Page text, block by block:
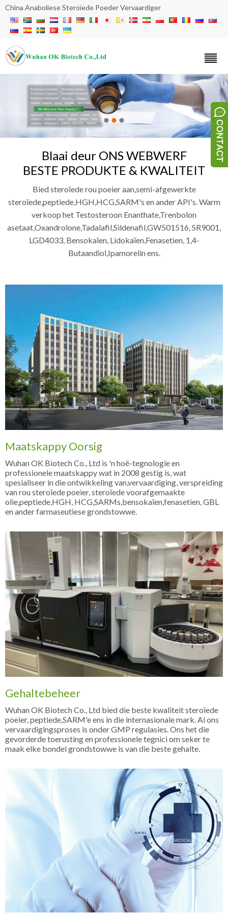
China Anaboliese Steroïede Poeder Vervaardiger
Blaai deur ONS WEBWERF
BESTE PRODUKTE & KWALITEIT
Bied steroïede rou poeier aan,semi-afgewerkte
steroïede,peptiede,HGH,HCG,SARM's en ander API's. Warm
verkoop het Testosteroon Enanthate,Trenbolon
asetaat,Oxandrolone,Tadalafil,Sildenafil,GW501516, SR9001,
LGD4033, Bensokaïen, Lidokaïen,Fenasetien, 1,4-
Butaandiol,Ipamorelin ens.
Maatskappy Oorsig
Wuhan OK Biotech Co., Ltd is 'n hoë-tegnologie en
professionele maatskappy wat in 2008 gestig is, wat
spesialiseer in die ontwikkeling van,vervaardiging, verspreiding
van rou steroïede poeier, steroïede voorafgemaakte
olie,peptiede,HGH, HCG,SARMs,bensokaïen,fenasetien, GBL
en ander farmaseutiese grondstowwe.
Gehaltebeheer
Wuhan OK Biotech Co., Ltd bied die beste kwaliteit steroïede
poeier, peptiede,SARM'e ens in die internasionale mark. Al ons
vervaardigingsproses is onder GMP regulasies. Ons het die
gevorderde toerusting en professionele tegnici om seker te
maak elke bondel grondstowwe is van die beste gehalte.